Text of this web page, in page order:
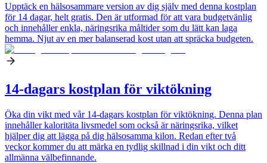
Upptäck en hälsosammare version av dig själv med denna kostplan
för 14 dagar, helt gratis. Den är utformad för att vara budgetvänlig
och innehåller enkla, näringsrika måltider som du lätt kan laga
hemma. Njut av en mer balanserad kost utan att spräcka budgeten.
14-dagars kostplan för viktökning
Öka din vikt med vår 14-dagars kostplan för viktökning. Denna plan
innehåller kaloritäta livsmedel som också är näringsrika, vilket
hjälper dig att lägga på dig hälsosamma kilon. Redan efter två
veckor kommer du att märka en tydlig skillnad i din vikt och ditt
allmänna välbefinnande.